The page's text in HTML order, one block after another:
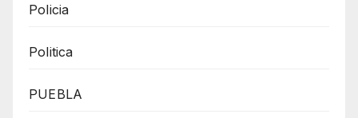
Policia
Politica
PUEBLA